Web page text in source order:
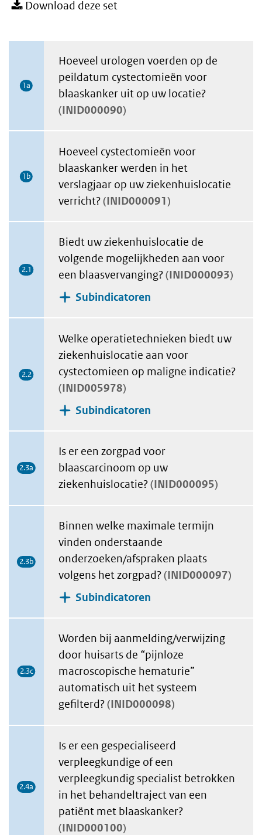
Download deze set
1a
Hoeveel urologen voerden op de
peildatum cystectomieën voor
blaaskanker uit op uw locatie?
INID000090
1b
Hoeveel cystectomieën voor
blaaskanker werden in het
verslagjaar op uw ziekenhuislocatie
verricht? INID000091
2.1
Biedt uw ziekenhuislocatie de
volgende mogelijkheden aan voor
een blaasvervanging? INID000093
Subindicatoren
2.2
Welke operatietechnieken biedt uw
ziekenhuislocatie aan voor
cystectomieen op maligne indicatie?
INID005978
Subindicatoren
2.3a
Is er een zorgpad voor
blaascarcinoom op uw
ziekenhuislocatie? INID000095
2.3b
Binnen welke maximale termijn
vinden onderstaande
onderzoeken/afspraken plaats
volgens het zorgpad? INID000097
Subindicatoren
2.3c
Worden bij aanmelding/verwijzing
door huisarts de “pijnloze
macroscopische hematurie”
automatisch uit het systeem
gefilterd? INID000098
2.4a
Is er een gespecialiseerd
verpleegkundige of een
verpleegkundig specialist betrokken
in het behandeltraject van een
patiënt met blaaskanker?
INID000100